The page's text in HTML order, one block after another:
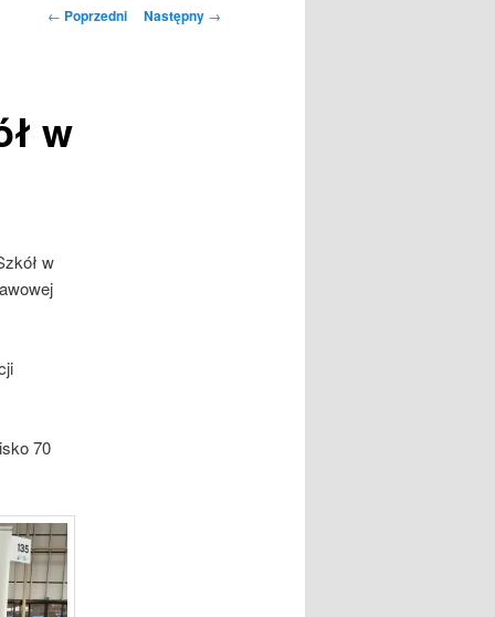
Nawigacja
← Poprzedni Następny →
w
w
70